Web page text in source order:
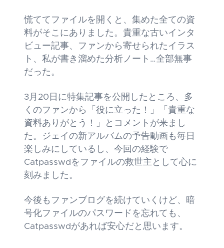
慌ててファイルを開くと、集めた全ての資
料がそこにありました。貴重な古いインタ
ビュー記事、ファンから寄せられたイラス
ト、私が書き溜めた分析ノート…全部無事
だった。
3月20日に特集記事を公開したところ、多
くのファンから「役に立った！」「貴重な
資料ありがとう！」とコメントが来まし
た。ジェイの新アルバムの予告動画も毎日
楽しみにしているし、今回の経験で
Catpasswdをファイルの救世主として心に
刻みました。
今後もファンブログを続けていくけど、暗
号化ファイルのパスワードを忘れても、
Catpasswdがあれば安心だと思います。